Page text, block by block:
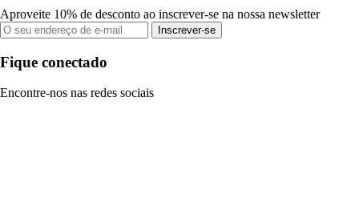
Aproveite 10% de desconto ao inscrever-se na nossa newsletter
Inscrever-se
Fique conectado
Encontre-nos nas redes sociais